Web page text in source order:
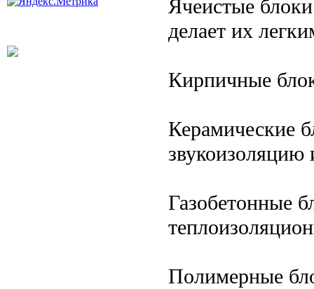
Ячеистые
делает их
Кирпичные
Керамические
звукоизоляцию
Газобетонные
Полимерные